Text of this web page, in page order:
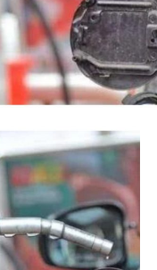
policy of allowing
agencies to carry
without political
activities of the
consistently
law enforcement
their statutory
without